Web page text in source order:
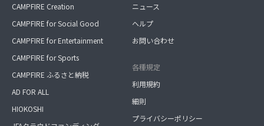
CAMPFIRE Creation
CAMPFIRE for Social Good
CAMPFIRE for Entertainment
CAMPFIRE for Sports
CAMPFIRE ふるさと納税
AD FOR ALL
HIOKOSHI
ニュース
ヘルプ
お問い合わせ
各種規定
利用規約
細則
プライバシーポリシー